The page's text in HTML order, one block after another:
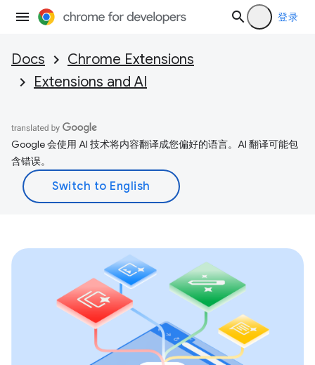
登录
Docs
Chrome Extensions
Extensions and AI
Google 会使用 AI 技术将内容翻译成您偏好的语言。AI 翻译可能包
含错误。